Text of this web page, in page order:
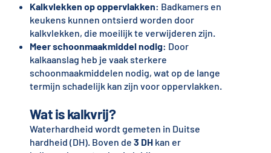
Kalkvlekken op oppervlakken: Badkamers en
keukens kunnen ontsierd worden door
kalkvlekken, die moeilijk te verwijderen zijn.
Meer schoonmaakmiddel nodig: Door
kalkaanslag heb je vaak sterkere
schoonmaakmiddelen nodig, wat op de lange
termijn schadelijk kan zijn voor oppervlakken.
Wat is kalkvrij?
Waterhardheid wordt gemeten in Duitse
hardheid (DH). Boven de 3 DHkan er